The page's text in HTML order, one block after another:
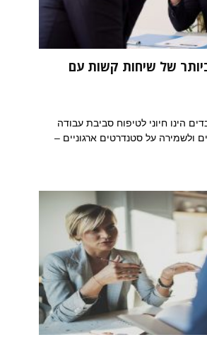
ביותר של שיחות קשות עם
הינו חיוני לטיפוח סביבת עבודה
ולשמירה על סטנדרטים ארגוניים –